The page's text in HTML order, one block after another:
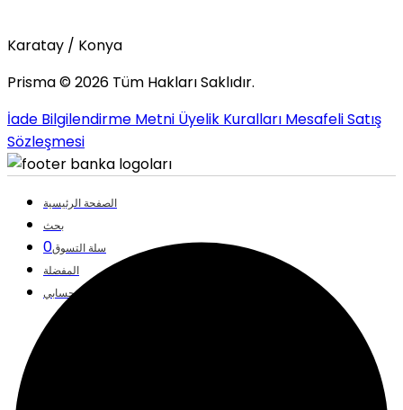
Karatay / Konya
Prisma ©2026 Tüm Hakları Saklıdır.
İade Bilgilendirme Metni Üyelik Kuralları Mesafeli Satış
Sözleşmesi
الصفحة الرئيسية
بحث
سلة التسوق0
المفضلة
حسابي